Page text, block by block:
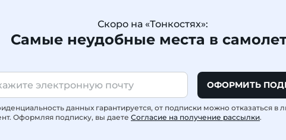
Скоро на «Тонкостях»:
Самые неудобные места в
ОФОРМИТЬ
данных гарантируется, от подписки можно отказаться в
Оформляя подписку, вы даете Согласие на получение рассылки.